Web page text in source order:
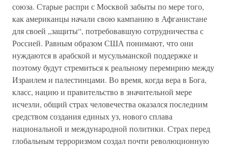
союза. Старые распри с Москвой забыты по мере того,
как американцы начали свою кампанию в Афганистане
для своей „защиты“, потребовавшую сотрудничества с
Россией. Равным образом США понимают, что они
нуждаются в арабской и мусульманской поддержке и
поэтому будут стремиться к реальному перемирию между
Израилем и палестинцами. Во время, когда вера в Бога,
класс, нацию и правительство в значительной мере
исчезли, общий страх человечества оказался последним
средством создания единых уз, нового сплава
национальной и международной политики. Страх перед
глобальным терроризмом создал почти революционную